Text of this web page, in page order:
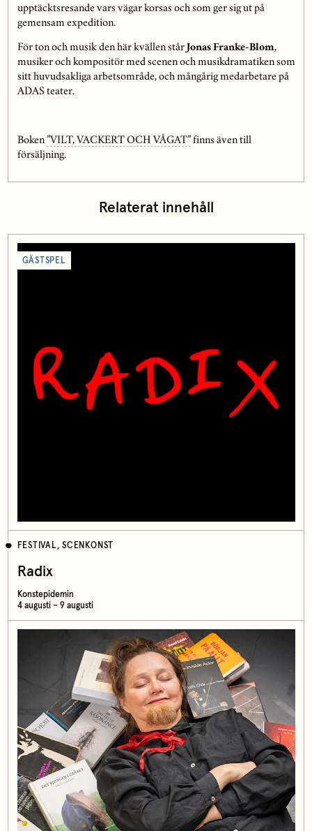
upptäcktsresande vars vägar korsas och som ger sig ut på
gemensam expedition.
För ton och musik den här kvällen står Jonas Franke-Blom,
musiker och kompositör med scenen och musikdramatiken som
sitt huvudsakliga arbetsområde, och mångårig medarbetare på
ADAS teater.
Boken”VILT, VACKERT OCH VÅGAT”finns även till
försäljning.
Relaterat innehåll
GÄSTSPEL
FESTIVAL, SCENKONST
Radix
Konstepidemin
4 augusti – 9 augusti